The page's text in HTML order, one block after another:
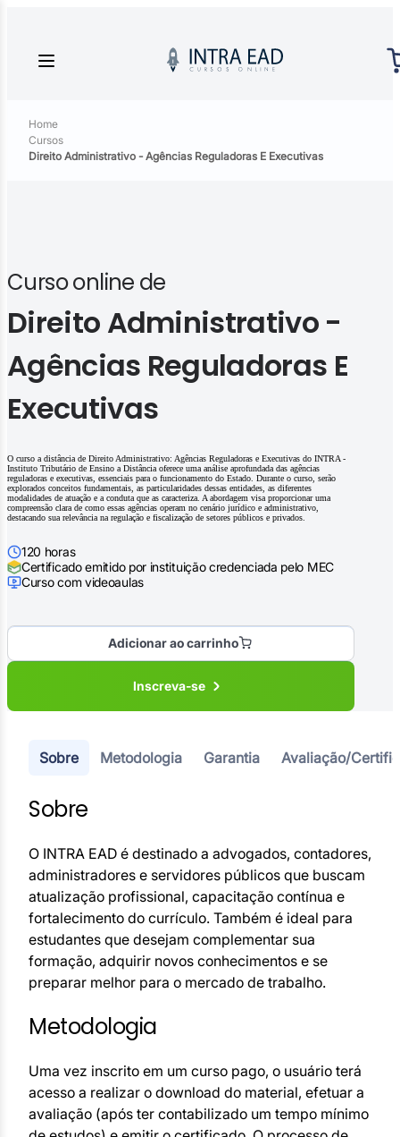
Home
Cursos
Direito Administrativo - Agências Reguladoras E Executivas
Curso online de
Direito Administrativo -
Agências Reguladoras E
Executivas
O curso a distância de Direito Administrativo: Agências Reguladoras e Executivas do INTRA -
Instituto Tributário de Ensino a Distância oferece uma análise aprofundada das agências
reguladoras e executivas, essenciais para o funcionamento do Estado. Durante o curso, serão
explorados conceitos fundamentais, as particularidades dessas entidades, as diferentes
modalidades de atuação e a conduta que as caracteriza. A abordagem visa proporcionar uma
compreensão clara de como essas agências operam no cenário jurídico e administrativo,
destacando sua relevância na regulação e fiscalização de setores públicos e privados.
120 horas
Certificado emitido por instituição credenciada pelo MEC
Curso com videoaulas
Inscreva-se
Adicionar ao carrinho
Sobre Metodologia Garantia Avaliação/
Sobre
O INTRA EAD é destinado a advogados, contadores,
administradores e servidores públicos que buscam
atualização profissional, capacitação contínua e
fortalecimento do currículo. Também é ideal para
estudantes que desejam complementar sua
formação, adquirir novos conhecimentos e se
preparar melhor para o mercado de trabalho.
Metodologia
Uma vez inscrito em um curso pago, o usuário terá
acesso a realizar o download do material, efetuar a
avaliação (após ter contabilizado um tempo mínimo